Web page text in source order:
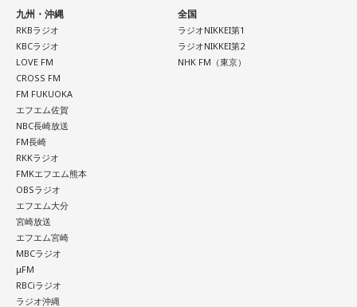
九州・沖縄
RKBラジオ
KBCラジオ
LOVE FM
CROSS FM
FM FUKUOKA
エフエム佐賀
NBC長崎放送
FM長崎
RKKラジオ
FMKエフエム熊本
OBSラジオ
エフエム大分
宮崎放送
エフエム宮崎
MBCラジオ
μFM
RBCiラジオ
ラジオ沖縄
全国
ラジオNIKKEI第1
ラジオNIKKEI第2
NHK FM（東京）